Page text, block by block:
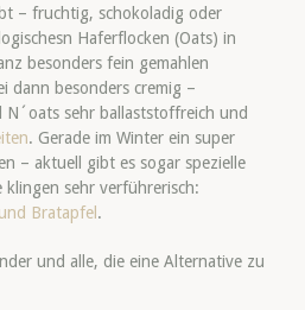
– fruchtig, schokoladig oder
Haferflocken (Oats) in
besonders fein gemahlen
dann besonders cremig –
N´oats sehr ballaststoffreich und
. Gerade im Winter ein super
– aktuell gibt es sogar spezielle
sehr verführerisch:
Bratapfel .